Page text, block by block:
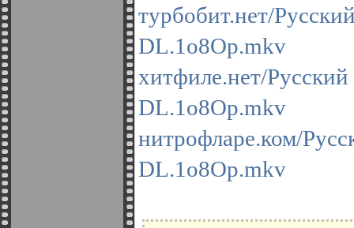
турбобит.нет/
DL.1o8Op.mkv
хитфиле.нет/
DL.1o8Op.mkv
нитрофларе.ком/
DL.1o8Op.mkv